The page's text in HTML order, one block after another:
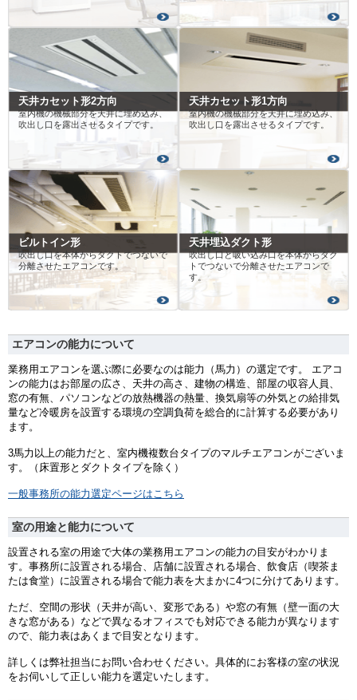
天井カセット形2方向
室内機の機械部分を天井に埋め込み、
吹出し口を露出させるタイプです。
天井カセット形1方向
室内機の機械部分を天井に埋め込み、
吹出し口を露出させるタイプです。
ビルトイン形
吹出し口を本体からダクトでつないで
分離させたエアコンです。
天井埋込ダクト形
吹出し口と吸い込み口を本体からダク
トでつないで分離させたエアコンで
す。
エアコンの能力について
業務用エアコンを選ぶ際に必要なのは能力（馬力）の選定です。 エアコ
ンの能力はお部屋の広さ、天井の高さ、建物の構造、部屋の収容人員、
窓の有無、パソコンなどの放熱機器の熱量、換気扇等の外気との給排気
量など冷暖房を設置する環境の空調負荷を総合的に計算する必要があり
ます。
3馬力以上の能力だと、室内機複数台タイプのマルチエアコンがございま
す。（床置形とダクトタイプを除く）
一般事務所の能力選定ページはこちら
室の用途と能力について
設置される室の用途で大体の業務用エアコンの能力の目安がわかりま
す。事務所に設置される場合、店舗に設置される場合、飲食店（喫茶ま
たは食堂）に設置される場合で能力表を大まかに4つに分けてあります。
ただ、空間の形状（天井が高い、変形である）や窓の有無（壁一面の大
きな窓がある）などで異なるオフィスでも対応できる能力が異なります
ので、能力表はあくまで目安となります。
詳しくは弊社担当にお問い合わせください。具体的にお客様の室の状況
をお伺いして正しい能力を選定いたします。